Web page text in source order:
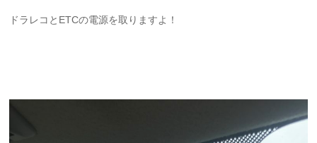
ドラレコとETCの電源を取りますよ！